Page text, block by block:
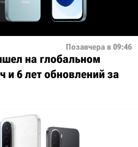
Позавчера в 09:46
на глобальном
и 6 лет обновлений за